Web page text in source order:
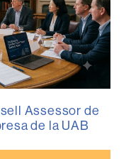
Assessor de
de la UAB